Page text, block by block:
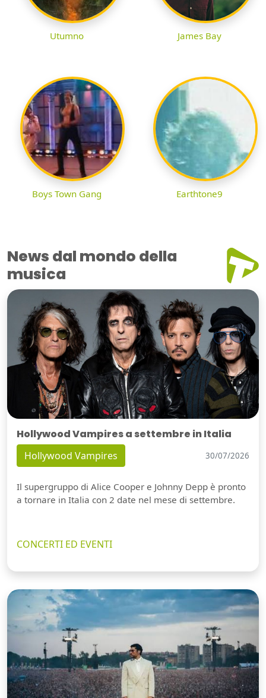
Utumno James Bay
Boys Town Gang Earthtone9
News dal mondo della
musica
Hollywood Vampires a settembre in Italia
Hollywood Vampires 30/07/2026
Il supergruppo di Alice Cooper e Johnny Depp è pronto
a tornare in Italia con 2 date nel mese di settembre.
CONCERTI ED EVENTI